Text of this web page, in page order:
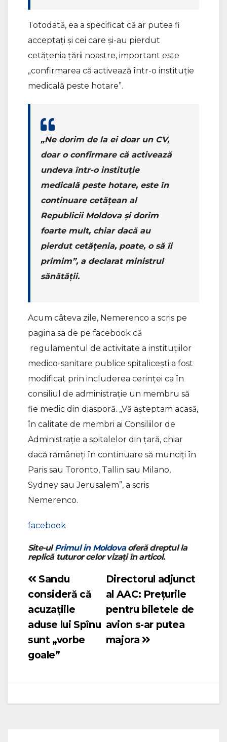
Totodată, ea a specificat că ar putea fi
acceptați și cei care și-au pierdut
cetățenia țării noastre, important este
„confirmarea că activează într-o instituție
medicală peste hotare”.
„Ne dorim de la ei doar un CV,
doar o confirmare că activează
undeva într-o instituție
medicală peste hotare, este în
continuare cetățean al
Republicii Moldova și dorim
foarte mult, chiar dacă au
pierdut cetățenia, poate, o să îi
primim”, a declarat ministrul
sănătății.
Acum câteva zile, Nemerenco a scris pe
pagina sa de pe facebook că
regulamentul de activitate a instituțiilor
medico-sanitare publice spitalicești a fost
modificat prin includerea cerinței ca în
consiliul de administrație un membru să
fie medic din diasporă. „Vă așteptam acasă,
în calitate de membri ai Consiliilor de
Administrație a spitalelor din țară, chiar
dacă rămâneți în continuare să munciți în
Paris sau Toronto, Tallin sau Milano,
Sydney sau Jerusalem”, a scris
Nemerenco.
facebook
Site-ulPrimul in Moldovaoferă dreptul la
replică tuturor celor vizați în articol.
Navigare
în
articole
Directorul adjunct
al AAC: Prețurile
pentru biletele de
avion s-ar putea
majora
Sandu
consideră că
acuzațiile
aduse lui Spînu
sunt „vorbe
goale”